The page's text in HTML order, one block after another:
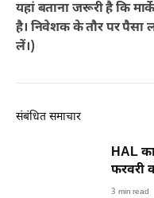
यहां बताना जरूरी है कि
है। निवेशक के तौर पर पैसा
लें।)
संबंधित समाचार
HAL
फरवरी
धड़ाधड़
3 min read